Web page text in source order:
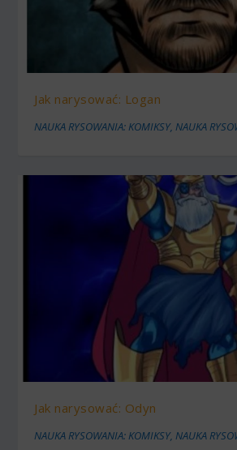
Jak narysować: Logan
NAUKA RYSOWANIA: KOMIKSY,NAUKA
Jak narysować: Odyn
NAUKA RYSOWANIA: KOMIKSY,NAUKA